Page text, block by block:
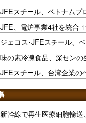
JFEスチール、ベトナムプ
JFE、電炉事業4社を統合
ジェコス･JFEスチール、
味の素冷凍食品、深センの
JFEスチール、台湾企業の
新幹線で再生医療細胞輸